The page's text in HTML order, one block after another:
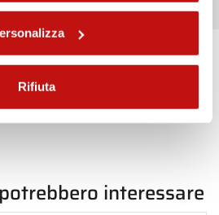
Rifiuta
interessare